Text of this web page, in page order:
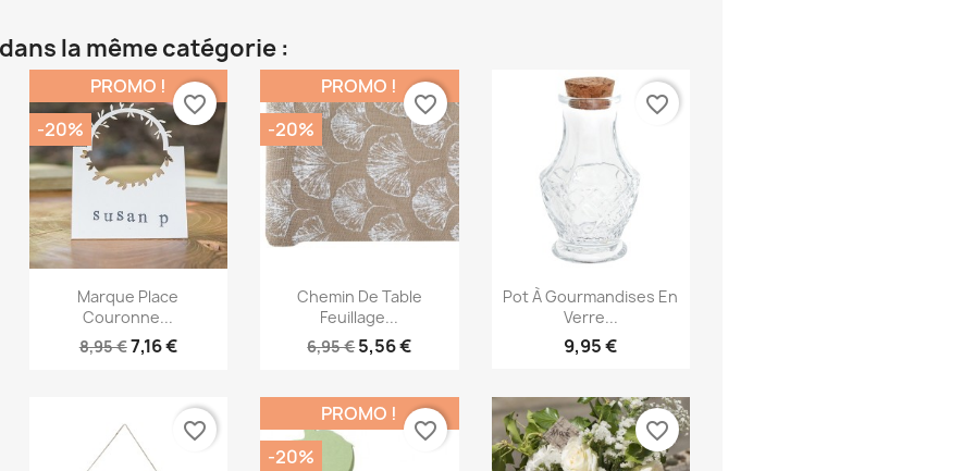
la même catégorie :
Aperçu rapide
Marque Place
Couronne...
8,95 €7,16 €
PROMO !
-20%
favorite_border
Aperçu rapide
Chemin De Table
Feuillage...
6,95 €5,56 €
PROMO !
-20%
favorite_border
Aperçu rapide
Pot À Gourmandises En
Verre...
9,95 €
favorite_border
favorite_border
PROMO !
-20%
favorite_border favorite_border